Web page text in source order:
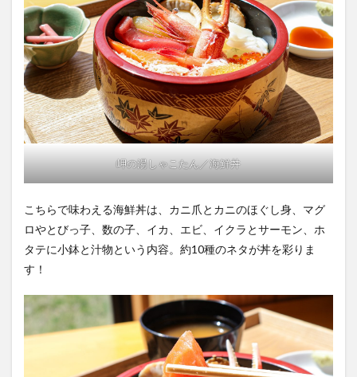
岬の湯しゃこたん／海鮮丼
こちらで味わえる海鮮丼は、カニ爪とカニのほぐし身、マグ
ロやとびっ子、数の子、イカ、エビ、イクラとサーモン、ホ
タテに小鉢と汁物という内容。約10種のネタが丼を彩りま
す！